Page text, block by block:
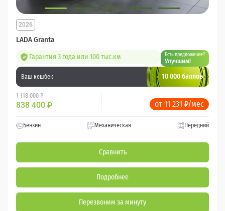
LADA Granta
2026
Гарантия 3 года или 100 тыс.км Есть предложение?
Улучшим!
Ваш кешбек 10 000 баллов
1 118 000 ₽
838 400 ₽ от 11 231 ₽/мес
Бензин Механическая Передний
Сравнить
Подробнее
Перезвоним за минуту